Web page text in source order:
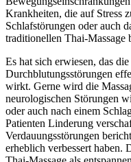
Krankheiten, die auf Stress
Schlafstörungen oder auch
traditionellen Thai-Massage
Es hat sich erwiesen, das
Durchblutungsstörungen
wirkt. Gerne wird die
neurologischen Störungen
oder auch nach einem
Patienten Linderung
Verdauungsstörungen
erheblich verbessert haben.